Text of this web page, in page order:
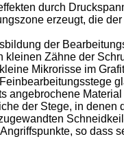
durch
erzeugt, die
der
Zähne der
Mikrorisse im
angebrochene
der Stege, in denen
so dass